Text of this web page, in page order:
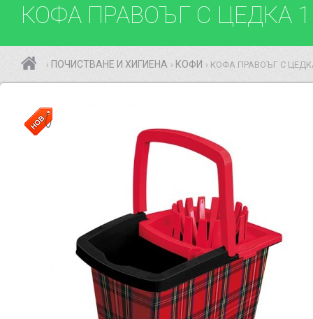
КОФА ПРАВОЪГ С ЦЕДКА
› ПОЧИСТВАНЕ И ХИГИЕНА › КОФИ › КОФА ПРАВОЪГ С ЦЕДКА